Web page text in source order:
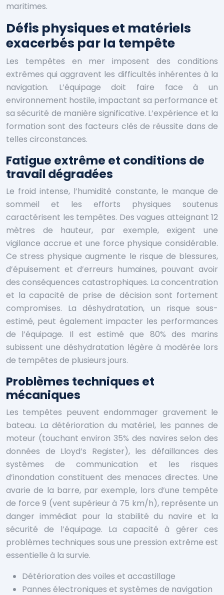
maritimes.
Défis physiques et matériels
exacerbés par la tempête
Les tempêtes en mer imposent des conditions
extrêmes qui aggravent les difficultés inhérentes à la
navigation. L’équipage doit faire face à un
environnement hostile, impactant sa performance et
sa sécurité de manière significative. L’expérience et la
formation sont des facteurs clés de réussite dans de
telles circonstances.
Fatigue extrême et conditions de
travail dégradées
Le froid intense, l’humidité constante, le manque de
sommeil et les efforts physiques soutenus
caractérisent les tempêtes. Des vagues atteignant 12
mètres de hauteur, par exemple, exigent une
vigilance accrue et une force physique considérable.
Ce stress physique augmente le risque de blessures,
d’épuisement et d’erreurs humaines, pouvant avoir
des conséquences catastrophiques. La concentration
et la capacité de prise de décision sont fortement
compromises. La déshydratation, un risque sous-
estimé, peut également impacter les performances
de l’équipage. Il est estimé que 80% des marins
subissent une déshydratation légère à modérée lors
de tempêtes de plusieurs jours.
Problèmes techniques et
mécaniques
Les tempêtes peuvent endommager gravement le
bateau. La détérioration du matériel, les pannes de
moteur (touchant environ 35% des navires selon des
données de Lloyd’s Register), les défaillances des
systèmes de communication et les risques
d’inondation constituent des menaces directes. Une
avarie de la barre, par exemple, lors d’une tempête
de force 9 (vent supérieur à 75 km/h), représente un
danger immédiat pour la stabilité du navire et la
sécurité de l’équipage. La capacité à gérer ces
problèmes techniques sous une pression extrême est
essentielle à la survie.
Détérioration des voiles et accastillage
Pannes électroniques et systèmes de navigation